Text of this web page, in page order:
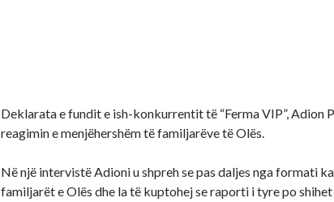
Deklarata e fundit e ish-konkurrentit të “Ferma VIP”, Adion
reagimin e menjëhershëm të familjarëve të Olës.
Në një intervistë Adioni u shpreh se pas daljes nga formati
familjarët e Olës dhe la të kuptohej se raporti i tyre po